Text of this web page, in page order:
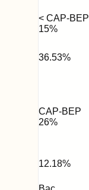
< CAP-BEP
15%
36.53%
CAP-BEP
26%
12.18%